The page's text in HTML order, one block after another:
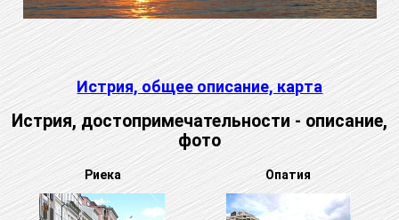
Истрия, общее описание, карта
Истрия, достопримечательности - описание,
фото
Риека Опатия